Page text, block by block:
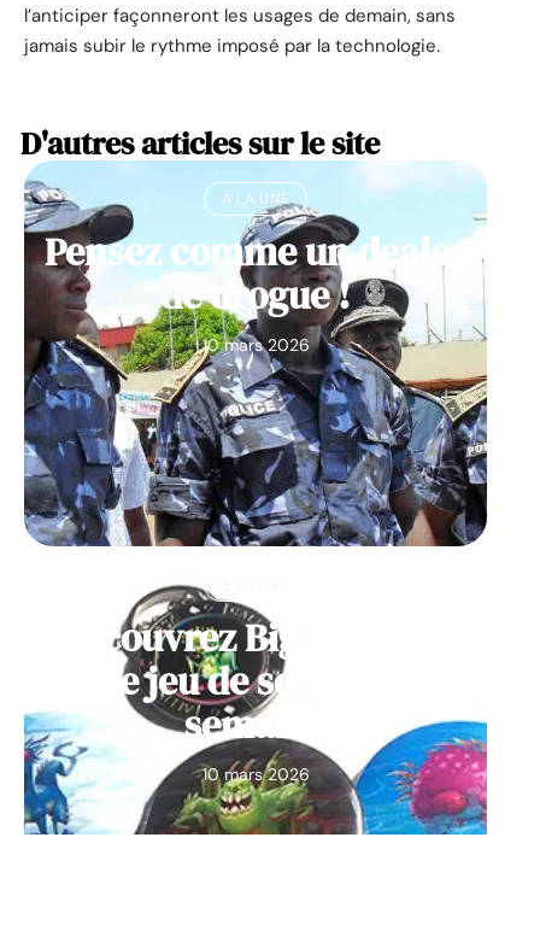
l’anticiper façonneront les usages de demain, sans
jamais subir le rythme imposé par la technologie.
D'autres articles sur le site
À LA UNE
Pensez comme un dealer
de drogue !
10 mars 2026
Découvrez Big Monster,
notre jeu de société de la
semaine
10 mars 2026